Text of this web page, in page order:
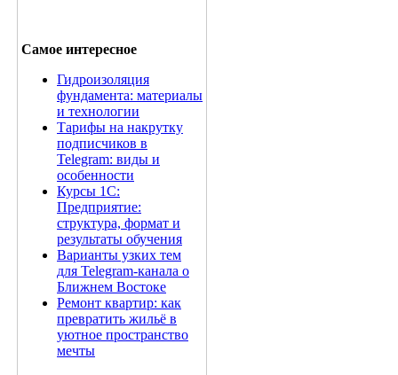
Самое интересное
Гидроизоляция
фундамента: материалы
и технологии
Тарифы на накрутку
подписчиков в
Telegram: виды и
особенности
Курсы 1С:
Предприятие:
структура, формат и
результаты обучения
Варианты узких тем
для Telegram-канала о
Ближнем Востоке
Ремонт квартир: как
превратить жильё в
уютное пространство
мечты